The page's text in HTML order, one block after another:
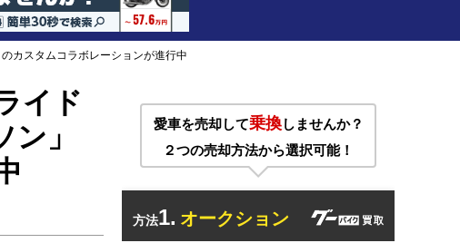
カスタムコラボレーションが進行中
イド
」
愛車を売却して乗換しませんか？
２つの売却方法から選択可能！
方法1. オークション